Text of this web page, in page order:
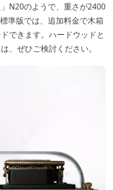
N20のようで、重さが2400
準版では、追加料金で木箱
できます。ハードウッドと
、ぜひご検討ください。